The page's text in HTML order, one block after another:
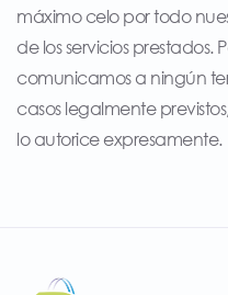
máximo celo por todo
de los servicios prestados.
comunicamos a ningún
casos legalmente
lo autorice expresamente.